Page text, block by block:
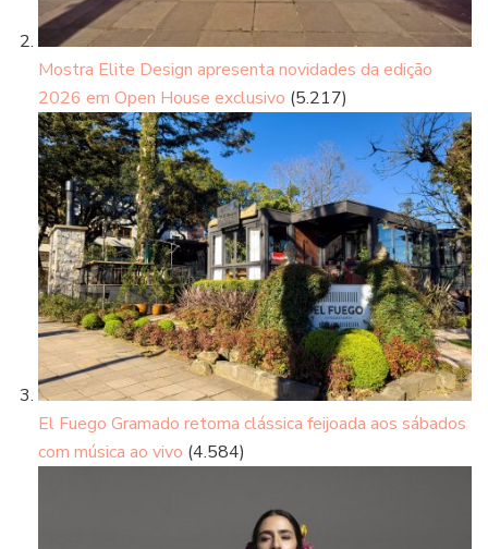
Mostra Elite Design apresenta novidades da edição
2026 em Open House exclusivo (5.217)
El Fuego Gramado retoma clássica feijoada aos sábados
com música ao vivo (4.584)